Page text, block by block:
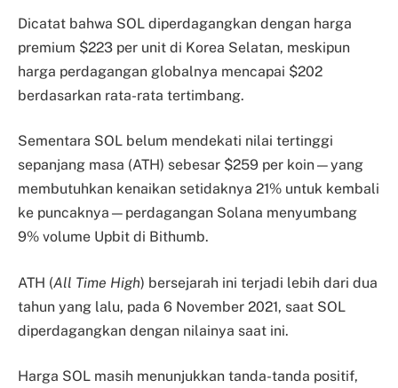
Dicatat bahwa SOL diperdagangkan dengan harga
premium $223 per unit di Korea Selatan, meskipun
harga perdagangan globalnya mencapai $202
berdasarkan rata-rata tertimbang.
Sementara SOL belum mendekati nilai tertinggi
sepanjang masa (ATH) sebesar $259 per koin—yang
membutuhkan kenaikan setidaknya 21% untuk kembali
ke puncaknya—perdagangan Solana menyumbang
9% volume Upbit di Bithumb.
ATH (All Time High) bersejarah ini terjadi lebih dari dua
tahun yang lalu, pada 6 November 2021, saat SOL
diperdagangkan dengan nilainya saat ini.
Harga SOL masih menunjukkan tanda-tanda positif,